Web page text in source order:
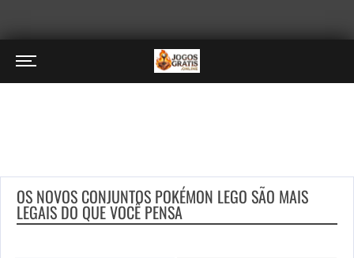
OS NOVOS CONJUNTOS POKÉMON LEGO SÃO MAIS
LEGAIS DO QUE VOCÊ PENSA